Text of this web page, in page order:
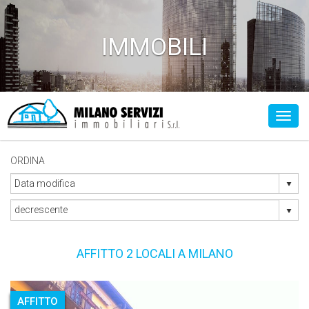
IMMOBILI
ORDINA
AFFITTO 2 LOCALI A MILANO
AFFITTO